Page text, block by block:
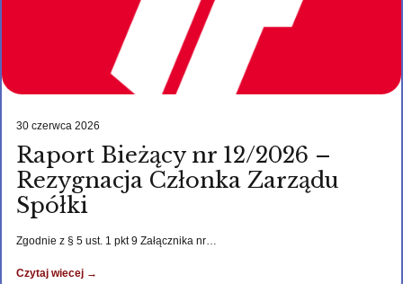
30 czerwca 2026
Raport Bieżący nr 12/2026 –
Rezygnacja Członka Zarządu
Spółki
Zgodnie z § 5 ust. 1 pkt 9 Załącznika nr…
Czytaj wiecej →